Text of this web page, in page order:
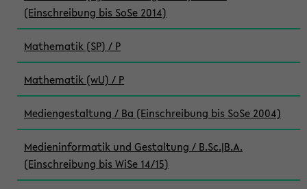
(Einschreibung bis SoSe 2014)
Mathematik (SP) / P
Mathematik (wU) / P
Mediengestaltung / Ba (Einschreibung bis SoSe 2004)
Medieninformatik und Gestaltung / B.Sc.|B.A.
(Einschreibung bis WiSe 14/15)